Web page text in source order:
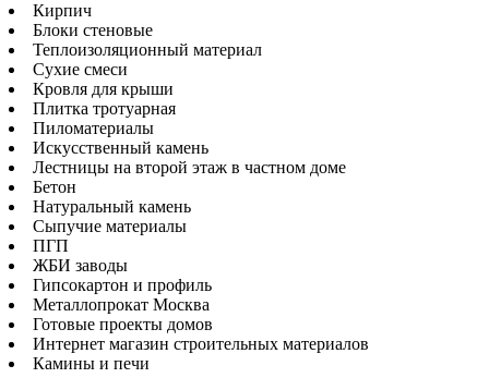
Кирпич
Блоки стеновые
Теплоизоляционный материал
Сухие смеси
Кровля для крыши
Плитка тротуарная
Пиломатериалы
Искусственный камень
Лестницы на второй этаж в частном доме
Бетон
Натуральный камень
Сыпучие материалы
ПГП
ЖБИ заводы
Гипсокартон и профиль
Металлопрокат Москва
Готовые проекты домов
Интернет магазин строительных материалов
Камины и печи